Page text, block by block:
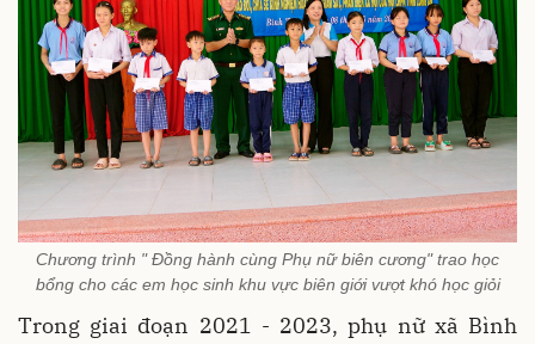
Chương trình " Đồng hành cùng Phụ nữ biên cương" trao học
bổng cho các em học sinh khu vực biên giới vượt khó học giỏi
Trong giai đoạn 2021 - 2023, phụ nữ xã Bình